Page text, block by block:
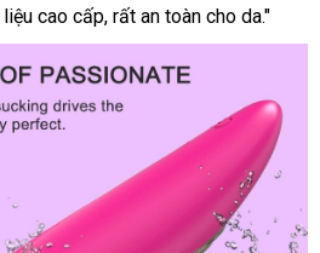
cao cấp, rất an toàn cho da."